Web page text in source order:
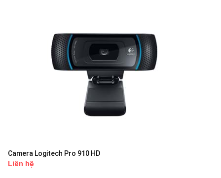
Camera Logitech Pro 910 HD
Liên hệ